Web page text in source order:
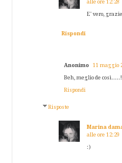
alle ore 12:28
E' vero,
Rispondi
Anonimo 11 maggio
Beh, meglio de così.....!
Rispondi
Risposte
Marina
alle ore 12:29
:)